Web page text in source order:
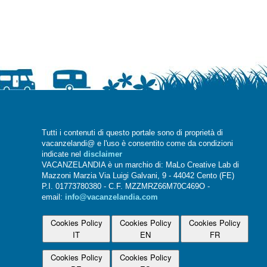
Tutti i contenuti di questo portale sono di proprietà di
vacanzelandi@ e l'uso è consentito come da condizioni
indicate nel disclaimer
VACANZELANDIA è un marchio di: MaLo Creative Lab di
Mazzoni Marzia Via Luigi Galvani, 9 - 44042 Cento (FE)
P.I. 01773780380 - C.F. MZZMRZ66M70C469O -
email: info@vacanzelandia.com
Cookies Policy
IT
Cookies Policy
EN
Cookies Policy
FR
Cookies Policy
Cookies Policy